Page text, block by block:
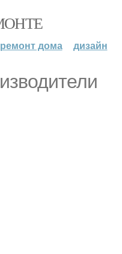
ремонт дома дизайн